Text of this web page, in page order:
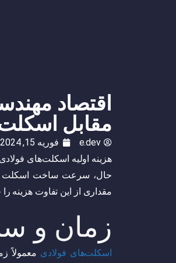
اقتصاد
مقابل
e.dev فوریه 15, 2024
هزینه اولیه اسکلت‌های
حال، سرعت ساخت اسکلت
مقداری از این تفاوت هزینه
زمان و
اسکلت‌های فولادی معمولاً